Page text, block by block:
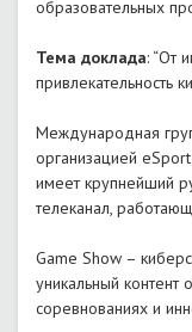
образовательных
Тема доклада: “От
привлекательность
Международная
организацией
имеет крупнейший
телеканал,
Game Show –
уникальный контент
соревнованиях и